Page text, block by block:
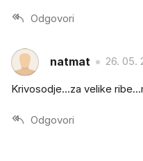
Odgovori
natmat 26. 05.
Krivosodje...za velike
Odgovori